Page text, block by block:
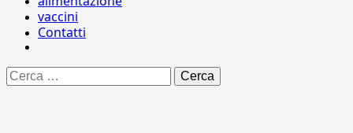
vaccini
Contatti
Ricerca
per: